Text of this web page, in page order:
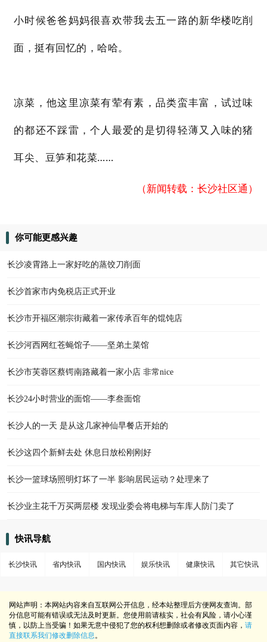
小时候爸爸妈妈很喜欢带我去五一路的新华楼吃削
面，挺有回忆的，哈哈。
凉菜，他这里凉菜有荤有素，品类蛮丰富，试过味
的都还不踩雷，个人最爱的是切得轻薄又入味的猪
耳尖、豆笋和花菜……
（新闻转载：长沙社区通）
你可能更感兴趣
长沙凌霄路上一家好吃的蒸饺刀削面
长沙首家市内免税店正式开业
长沙市开福区潮宗街藏着一家传承百年的馄饨店
长沙河西网红苍蝇馆子——坚弟土菜馆
长沙市芙蓉区蔡锷南路藏着一家小店 非常nice
长沙24小时营业的面馆——李叁面馆
长沙人的一天 是从这几家神仙早餐店开始的
长沙这四个新鲜去处 休息日放松刚刚好
长沙一篮球场照明灯坏了一半 影响居民运动？处理来了
长沙业主花千万买两层楼 发现业委会将电梯与车库人防门卖了
快讯导航
其它快讯
健康快讯
娱乐快讯
国内快讯
省内快讯
长沙快讯
网站声明：本网站内容来自互联网公开信息，经本站整理后方便网友查询。部
分信息可能有错误或无法及时更新。您使用前请核实，社会有风险，请小心谨
慎，以防上当受骗！如果无意中侵犯了您的权利想删除或者修改页面内容， 请
直接联系我们修改删除信息。